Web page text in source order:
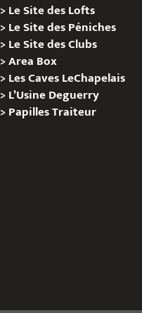
>Le Site des Lofts
>Le Site des Péniches
>Le Site des Clubs
>Area Box
>Les Caves LeChapelais
>L’Usine Deguerry
>PapillesTraiteur